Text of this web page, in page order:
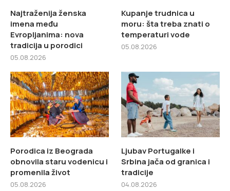
Najtraženija ženska
imena među
Evropljanima: nova
tradicija u porodici
05.08.2026
Kupanje trudnica u
moru: šta treba znati o
temperaturi vode
05.08.2026
Porodica iz Beograda
obnovila staru vodenicu i
promenila život
05.08.2026
Ljubav Portugalke i
Srbina jača od granica i
tradicije
04.08.2026